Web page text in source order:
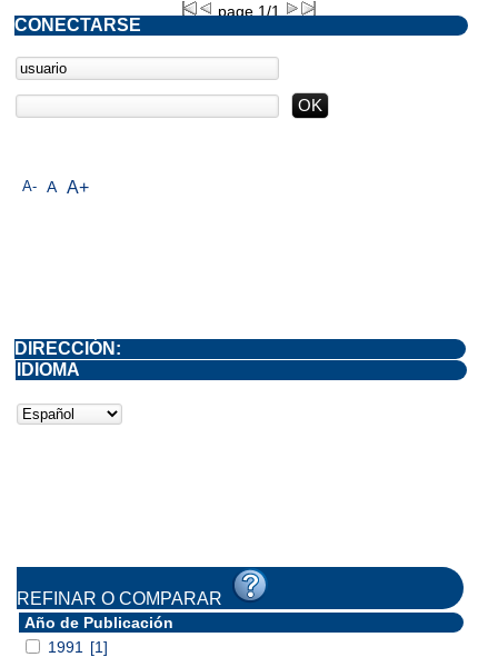
page 1/1
A- A A+
CONECTARSE
DIRECCIÓN:
IDIOMA
REFINAR O COMPARAR
Año de Publicación
1991
[1]